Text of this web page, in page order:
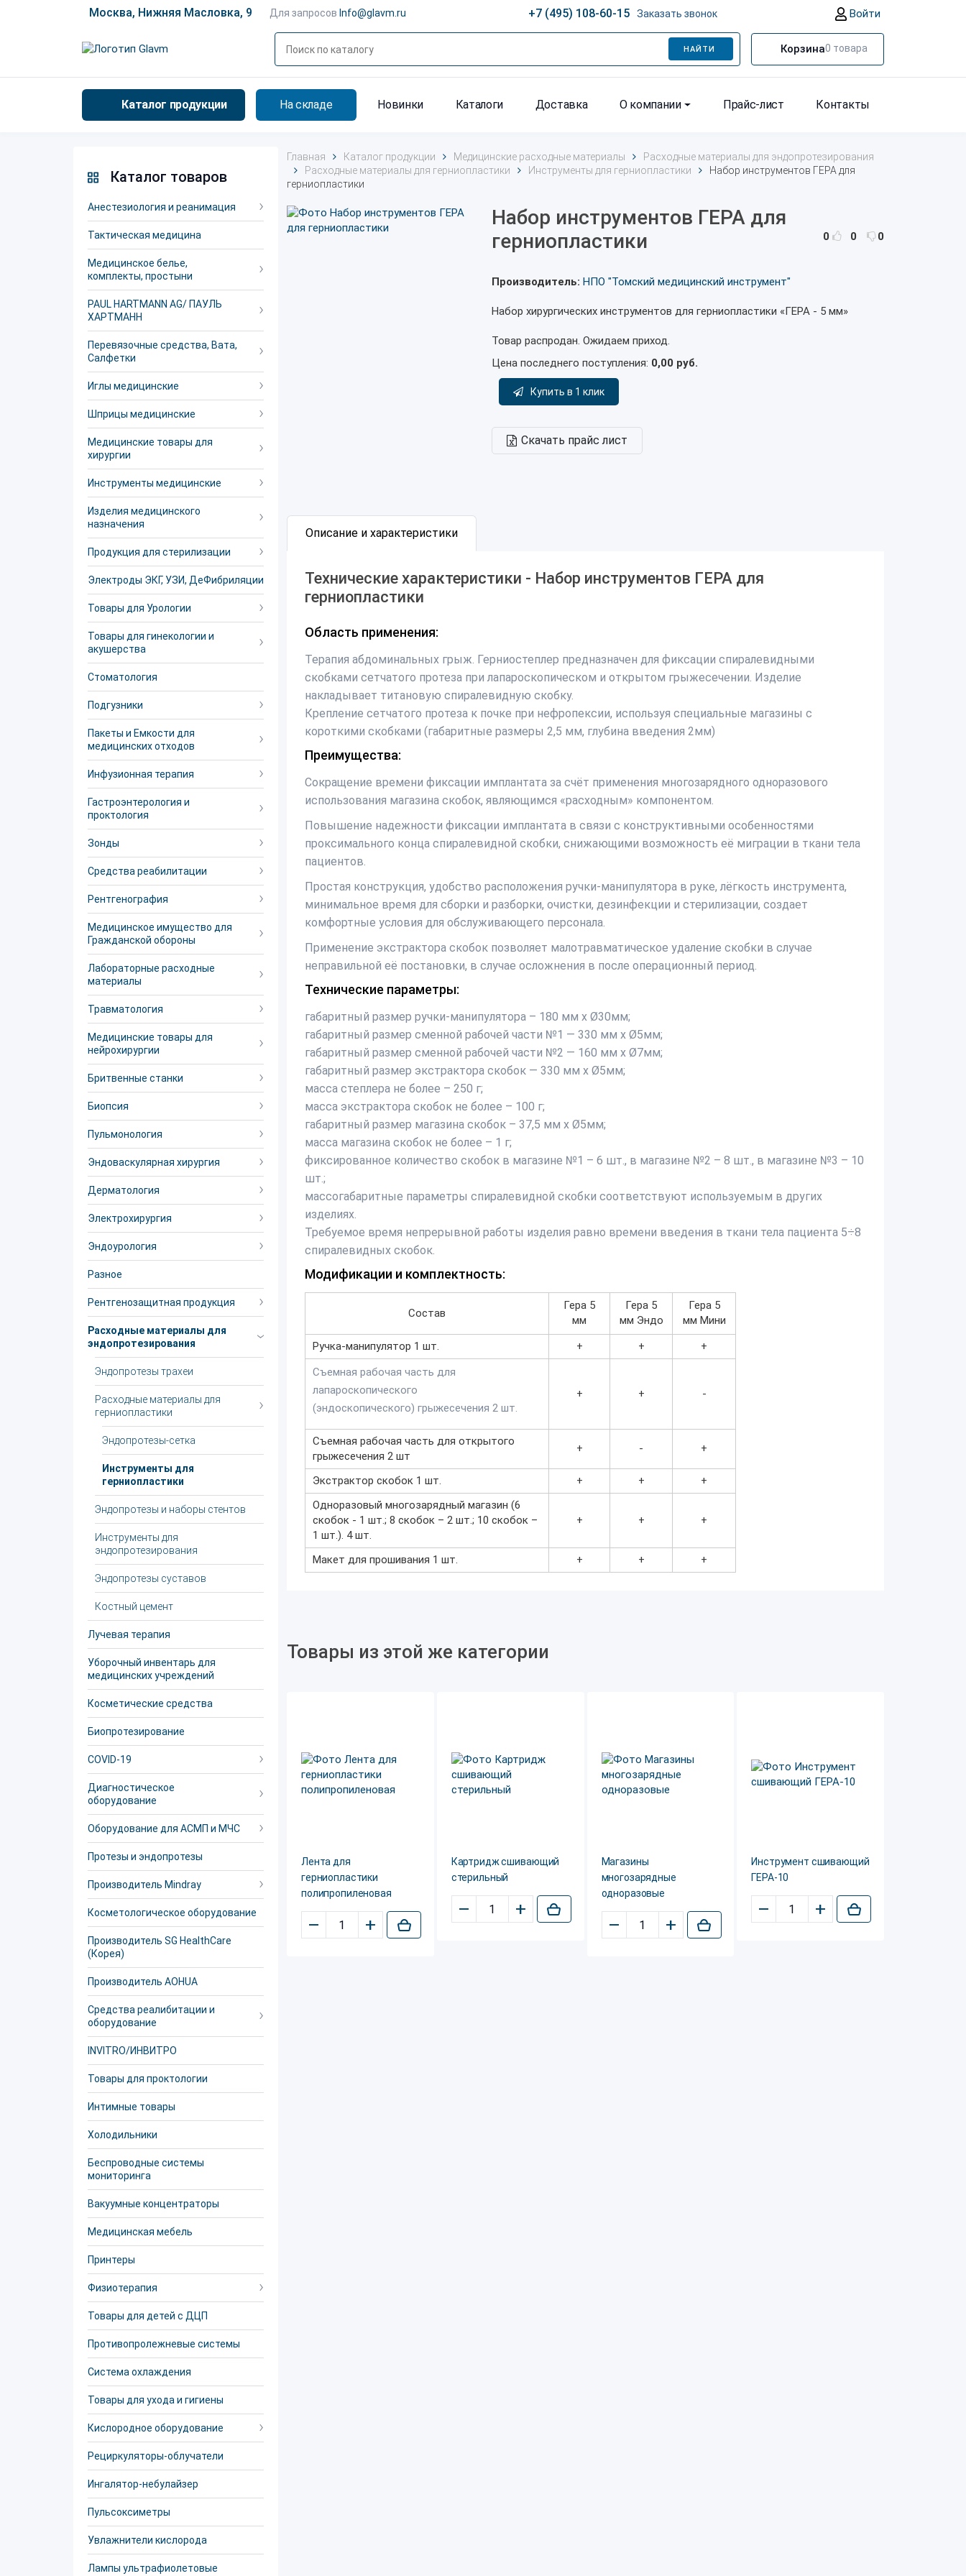
Москва, Нижняя Масловка, 9 Для запросов Info@glavm.ru +7 (495) 108-60-15 Заказать звонок Войти
НАЙТИ Корзина0 товара
Каталог продукции На складе Новинки Каталоги Доставка О компании Прайс-лист Контакты
Каталог товаров
Анестезиология и реанимация
Тактическая медицина
Медицинское белье,
комплекты, простыни
PAUL HARTMANN AG/ ПАУЛЬ
ХАРТМАНН
Перевязочные средства, Вата,
Салфетки
Иглы медицинские
Шприцы медицинские
Медицинские товары для
хирургии
Инструменты медицинские
Изделия медицинского
назначения
Продукция для стерилизации
Электроды ЭКГ, УЗИ, ДеФибриляции
Товары для Урологии
Товары для гинекологии и
акушерства
Стоматология
Подгузники
Пакеты и Емкости для
медицинских отходов
Инфузионная терапия
Гастроэнтерология и
проктология
Зонды
Средства реабилитации
Рентгенография
Медицинское имущество для
Гражданской обороны
Лабораторные расходные
материалы
Травматология
Медицинские товары для
нейрохирургии
Бритвенные станки
Биопсия
Пульмонология
Эндоваскулярная хирургия
Дерматология
Электрохирургия
Эндоурология
Разное
Рентгенозащитная продукция
Расходные материалы для
эндопротезирования
Эндопротезы трахеи
Расходные материалы для
герниопластики
Эндопротезы-сетка
Инструменты для
герниопластики
Эндопротезы и наборы стентов
Инструменты для
эндопротезирования
Эндопротезы суставов
Костный цемент
Лучевая терапия
Уборочный инвентарь для
медицинских учреждений
Косметические средства
Биопротезирование
COVID-19
Диагностическое
оборудование
Оборудование для АСМП и МЧС
Протезы и эндопротезы
Производитель Mindray
Косметологическое оборудование
Производитель SG HealthCare
(Корея)
Производитель AOHUA
Средства реалибитации и
оборудование
INVITRO/ИНВИТРО
Товары для проктологии
Интимные товары
Холодильники
Беспроводные системы
мониторинга
Вакуумные концентраторы
Медицинская мебель
Принтеры
Физиотерапия
Товары для детей с ДЦП
Противопролежневые системы
Система охлаждения
Товары для ухода и гигиены
Кислородное оборудование
Рециркуляторы-облучатели
Ингалятор-небулайзер
Пульсоксиметры
Увлажнители кислорода
Лампы ультрафиолетовые
Главная Каталог продукции Медицинские расходные материалы
Расходные материалы для эндопротезирования
Расходные материалы для герниопластики
Инструменты для герниопластики
Набор инструментов ГЕРА для
герниопластики
Набор инструментов ГЕРА для
герниопластики
0 0 0
Производитель: НПО "Томский медицинский инструмент"
Набор хирургических инструментов для герниопластики «ГЕРА - 5 мм»
Товар распродан. Ожидаем приход.
Цена последнего поступления: 0,00 руб.
Купить в 1 клик
Скачать прайс лист
Описание и характеристики
Технические характеристики - Набор инструментов ГЕРА для
герниопластики
Область применения:
Терапия абдоминальных грыж. Герниостеплер предназначен для фиксации спиралевидными
скобками сетчатого протеза при лапароскопическом и открытом грыжесечении. Изделие
накладывает титановую спиралевидную скобку.
Крепление сетчатого протеза к почке при нефропексии, используя специальные магазины с
короткими скобками (габаритные размеры 2,5 мм, глубина введения 2мм)
Преимущества:
Сокращение времени фиксации имплантата за счёт применения многозарядного одноразового
использования магазина скобок, являющимся «расходным» компонентом.
Повышение надежности фиксации имплантата в связи с конструктивными особенностями
проксимального конца спиралевидной скобки, снижающими возможность её миграции в ткани тела
пациентов.
Простая конструкция, удобство расположения ручки-манипулятора в руке, лёгкость инструмента,
минимальное время для сборки и разборки, очистки, дезинфекции и стерилизации, создает
комфортные условия для обслуживающего персонала.
Применение экстрактора скобок позволяет малотравматическое удаление скобки в случае
неправильной её постановки, в случае осложнения в после операционный период.
Технические параметры:
габаритный размер ручки-манипулятора – 180 мм х Ø30мм;
габаритный размер сменной рабочей части №1 — 330 мм х Ø5мм;
габаритный размер сменной рабочей части №2 — 160 мм х Ø7мм;
габаритный размер экстрактора скобок — 330 мм х Ø5мм;
масса степлера не более – 250 г;
масса экстрактора скобок не более – 100 г;
габаритный размер магазина скобок – 37,5 мм х Ø5мм;
масса магазина скобок не более – 1 г;
фиксированное количество скобок в магазине №1 – 6 шт., в магазине №2 – 8 шт., в магазине №3 – 10
шт.;
массогабаритные параметры спиралевидной скобки соответствуют используемым в других
изделиях.
Требуемое время непрерывной работы изделия равно времени введения в ткани тела пациента 5÷8
спиралевидных скобок.
Модификации и комплектность:
Состав
Гера 5
мм
Гера 5
мм Эндо
Гера 5
мм Мини
Ручка-манипулятор 1 шт.
+ +
+
Съемная рабочая часть для
лапароскопического
(эндоскопического) грыжесечения 2 шт.
+ + -
Съемная рабочая часть для открытого
грыжесечения 2 шт
+ - +
Экстрактор скобок 1 шт. + +
+
Одноразовый многозарядный магазин (6
скобок - 1 шт.; 8 скобок – 2 шт.; 10 скобок –
1 шт.). 4 шт.
+ + +
Макет для прошивания 1 шт. + + +
Товары из этой же категории
Лента для
герниопластики
полипропиленовая
– +
Картридж сшивающий
стерильный
– +
Магазины
многозарядные
одноразовые
– +
Инструмент сшивающий
ГЕРА-10
– +